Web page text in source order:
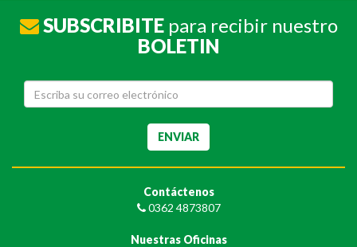
SUBSCRIBITEpara recibir nuestro
BOLETIN
Contáctenos
0362 4873807
Nuestras Oficinas